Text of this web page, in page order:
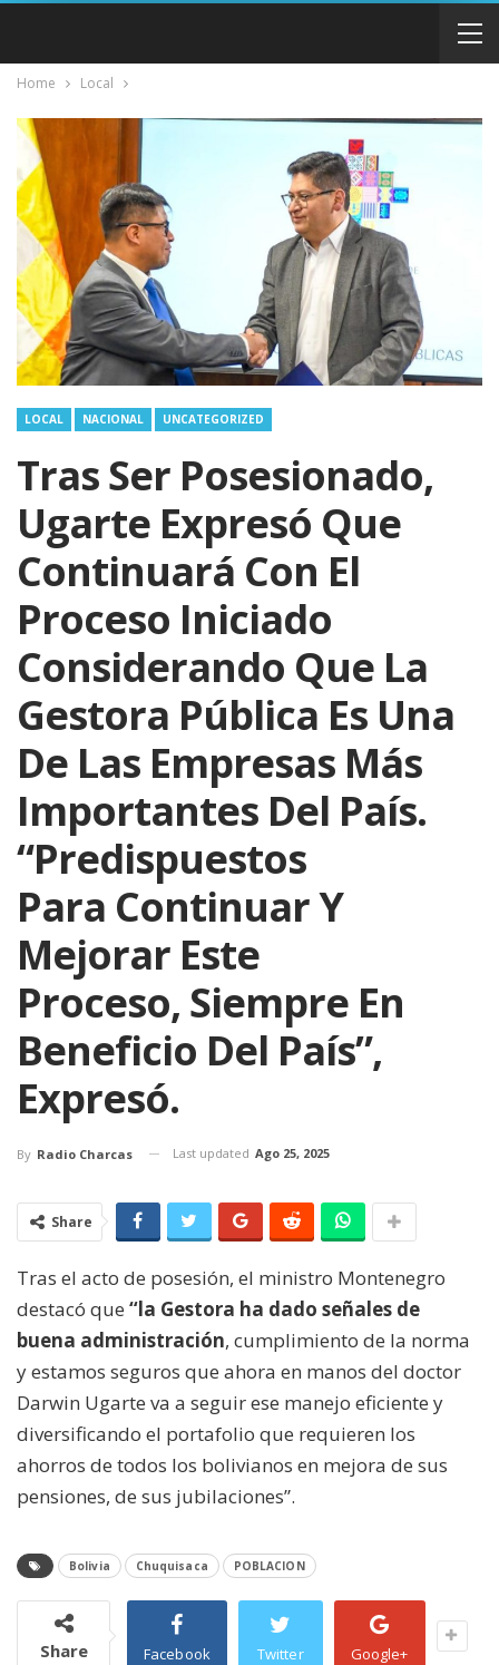
Home Local
LOCAL NACIONAL UNCATEGORIZED
Tras Ser Posesionado,
Ugarte Expresó Que
Continuará Con El
Proceso Iniciado
Considerando Que La
Gestora Pública Es Una
De Las Empresas Más
Importantes Del País.
“Predispuestos
Para Continuar Y
Mejorar Este
Proceso, Siempre En
Beneficio Del País”,
Expresó.
By Radio Charcas Last updated Ago 25, 2025
Share
Tras el acto de posesión, el ministro Montenegro
destacó que “la Gestora ha dado señales de
buena administración, cumplimiento de la norma
y estamos seguros que ahora en manos del doctor
Darwin Ugarte va a seguir ese manejo eficiente y
diversificando el portafolio que requieren los
ahorros de todos los bolivianos en mejora de sus
pensiones, de sus jubilaciones”.
Bolivia Chuquisaca POBLACION
Share Facebook Twitter Google+